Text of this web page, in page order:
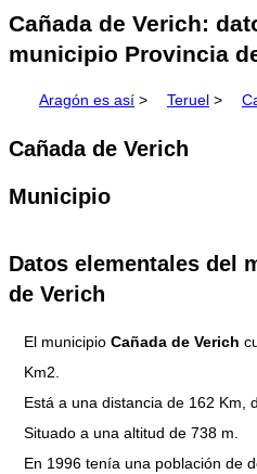
Cañada de Verich:
municipio Provincia
Aragón es así > Teruel >
Cañada de Verich
Municipio
Datos elementales del
de Verich
El municipio Cañada de Verich
Km2.
Está a una distancia de 162 Km,
Situado a una altitud de 738 m.
En 1996 tenía una población de